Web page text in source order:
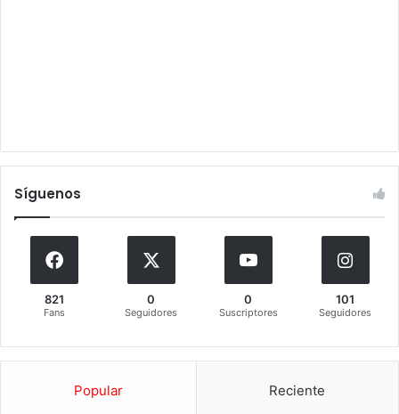
Síguenos
821
Fans
0
Seguidores
0
Suscriptores
101
Seguidores
Popular Reciente